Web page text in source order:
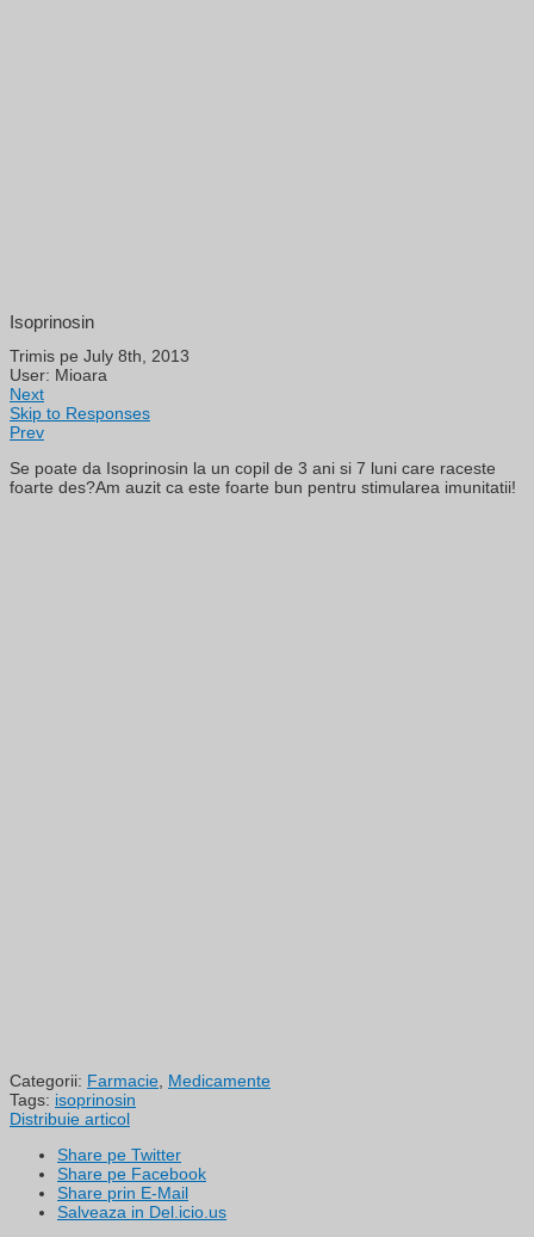
Isoprinosin
Trimis pe July 8th, 2013
User: Mioara
Next
Skip to Responses
Prev
Se poate da Isoprinosin la un copil de 3 ani si 7 luni care raceste
foarte des?Am auzit ca este foarte bun pentru stimularea imunitatii!
Categorii: Farmacie, Medicamente
Tags: isoprinosin
Distribuie articol
Share pe Twitter
Share pe Facebook
Share prin E-Mail
Salveaza in Del.icio.us